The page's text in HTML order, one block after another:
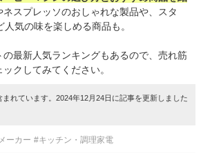
ネスプレッソのおしゃれな製品や、スタ
気の味を楽しめる商品も。
の最新人気ランキングもあるので、売れ筋
クしてみてください。
れています。2024年12月24日に記事を更新しました
ーカー #キッチン・調理家電